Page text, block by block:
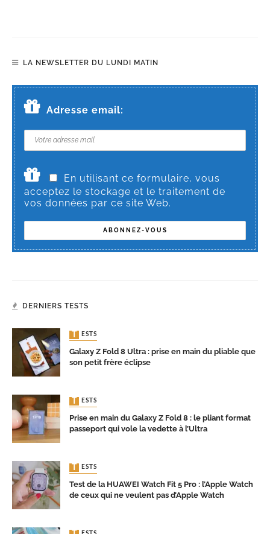
LA NEWSLETTER DU LUNDI MATIN
Adresse email:
En utilisant ce formulaire, vous
acceptez le stockage et le traitement de
vos données par ce site Web.
DERNIERS TESTS
TESTS
Galaxy Z Fold 8 Ultra : prise en main du pliable que
son petit frère éclipse
TESTS
Prise en main du Galaxy Z Fold 8 : le pliant format
passeport qui vole la vedette à l’Ultra
TESTS
Test de la HUAWEI Watch Fit 5 Pro : l’Apple Watch
de ceux qui ne veulent pas d’Apple Watch